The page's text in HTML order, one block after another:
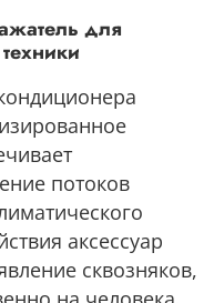
для
потоков
аксессуар
сквозняков,